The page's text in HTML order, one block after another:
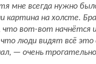
мне всегда нужно
картина на холсте.
вот-вот начнётся
люди видят всё это
— очень